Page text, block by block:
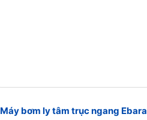
Máy bơm ly tâm trục ngang Ebara